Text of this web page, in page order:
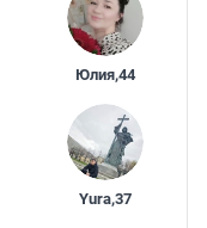
Юлия,44
Yura,37